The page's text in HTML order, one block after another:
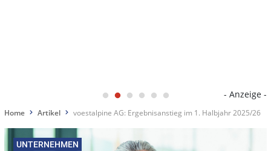
- Anzeige -
Home Artikel voestalpine AG: Ergebnisanstieg im 1. Halbjahr 2025/26
UNTERNEHMEN